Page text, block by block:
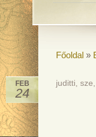
Főoldal »
FEB
24
juditti,